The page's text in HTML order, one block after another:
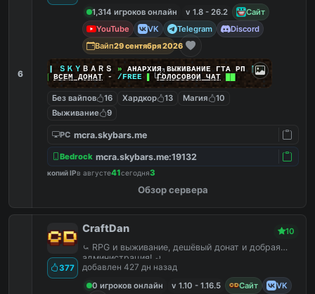
6
1,314 игроков онлайн
v 1.8 - 26.2
Сайт
YouTube
VK Telegram
Discord
Вайп29 сентября 2026
ＳＫＹ ＢＡＲＳ » АНАРХИЯ ВЫЖИВАНИЕ ГТА РП |||
ВСЕМ ДОНАТ- /FREE ▌ГОЛОСОВОЙ ЧАТ
Без вайпов 16 Хардкор 13 Магия
10
Выживание
9
PC mcra.skybars.me
Bedrock mcra.skybars.me:19132
копий IPв августе41сегодня3
Обзор сервера
377
CraftDan 10
⤿ RPG и выживание, дешёвый донат и добрая
администрация! ⤾
добавлен 427 дн назад
0 игроков онлайн
v 1.10 - 1.16.5 Сайт VK